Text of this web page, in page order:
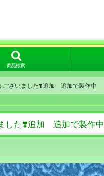
商品検索
ございました❣️追加 追加で製作中
した❣️追加 追加で製作中